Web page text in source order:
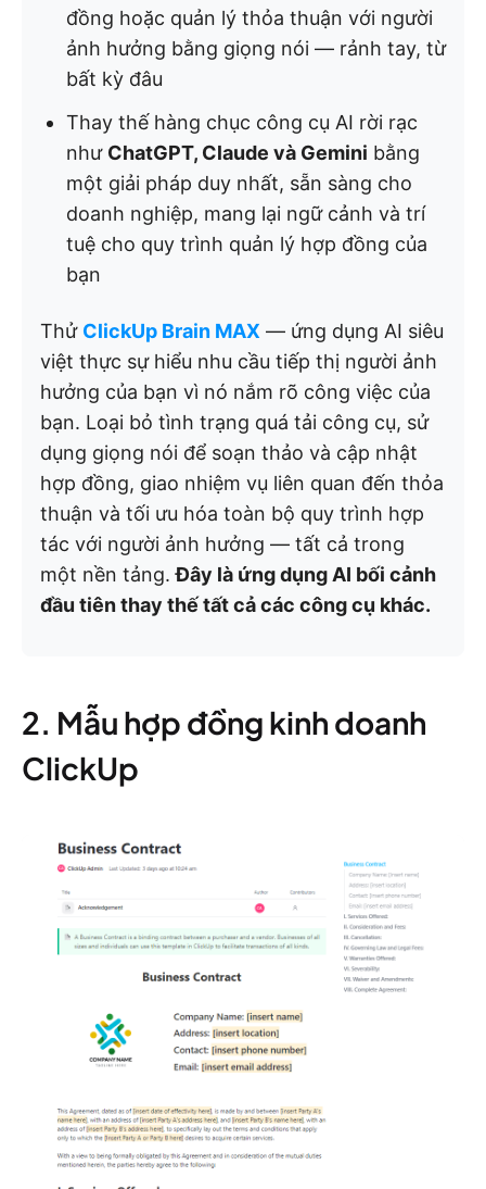
đồng hoặc quản lý thỏa thuận với người
ảnh hưởng bằng giọng nói — rảnh tay, từ
bất kỳ đâu
Thay thế hàng chục công cụ AI rời rạc
như ChatGPT, Claude và Gemini bằng
một giải pháp duy nhất, sẵn sàng cho
doanh nghiệp, mang lại ngữ cảnh và trí
tuệ cho quy trình quản lý hợp đồng của
bạn
Thử ClickUp Brain MAX — ứng dụng AI siêu
việt thực sự hiểu nhu cầu tiếp thị người ảnh
hưởng của bạn vì nó nắm rõ công việc của
bạn. Loại bỏ tình trạng quá tải công cụ, sử
dụng giọng nói để soạn thảo và cập nhật
hợp đồng, giao nhiệm vụ liên quan đến thỏa
thuận và tối ưu hóa toàn bộ quy trình hợp
tác với người ảnh hưởng — tất cả trong
một nền tảng.Đây là ứng dụng AI bối cảnh
đầu tiên thay thế tất cả các công cụ khác.
2. Mẫu hợp đồng kinh doanh
ClickUp